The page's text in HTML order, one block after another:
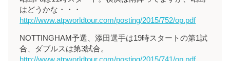
はどうかな・・・
http://www.atpworldtour.com/posting/2015/752/op.pdf
NOTTINGHAM予選、添田選手は19時スタートの第1試
合、ダブルスは第3試合。